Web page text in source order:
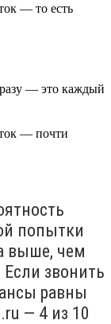
— то есть
— это каждый
— почти
попытки
выше, чем
звонить
равны
— 4 из 10